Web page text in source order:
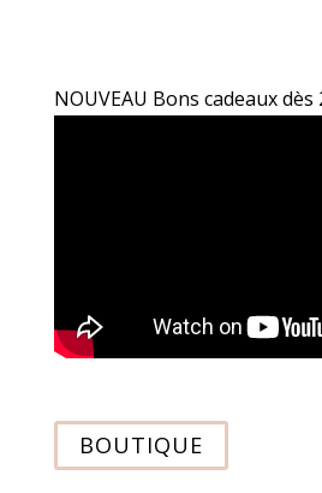
NOUVEAU Bons cadeaux dès
BOUTIQUE